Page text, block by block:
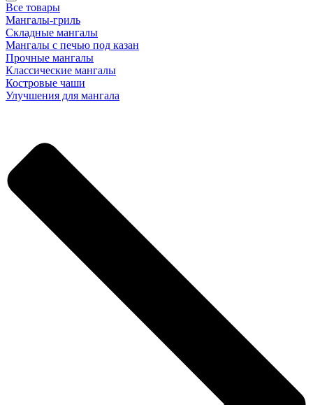
Все товары
Мангалы-гриль
Складные мангалы
Мангалы с печью под казан
Прочные мангалы
Классические мангалы
Костровые чаши
Улучшения для мангала